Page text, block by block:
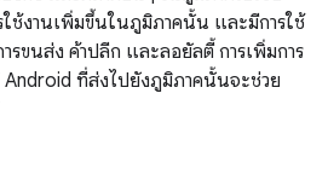
ช้งานเพิ่มขึ้นในภูมิภาคนั้น และมีการใช้
รขนส่ง ค้าปลีก และลอยัลตี้ การเพิ่มการ
ที่ส่งไปยังภูมิภาคนั้นจะช่วย